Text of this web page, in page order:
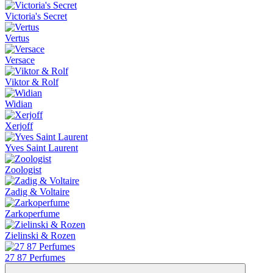
Victoria's Secret
Vertus
Versace
Viktor & Rolf
Widian
Xerjoff
Yves Saint Laurent
Zoologist
Zadig & Voltaire
Zarkoperfume
Zielinski & Rozen
27 87 Perfumes